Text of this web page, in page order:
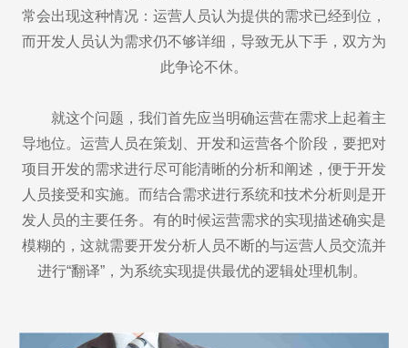
常会出现这种情况：运营人员认为提供的需求已经到位，
而开发人员认为需求仍不够详细，导致无从下手，双方为
此争论不休。
就这个问题，我们首先应当明确运营在需求上起着主
导地位。运营人员在策划、开发和运营各个阶段，要把对
项目开发的需求进行尽可能清晰的分析和阐述，便于开发
人员接受和实施。而结合需求进行系统和技术分析则是开
发人员的主要任务。有的时候运营需求的实现描述确实是
模糊的，这就需要开发分析人员不断的与运营人员交流并
进行“翻译”，为系统实现提供最优的逻辑处理机制。